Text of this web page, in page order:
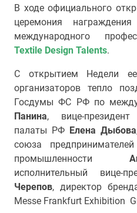
В ходе официального
церемония
международного
Textile Design Talents.
С открытием Недели
организаторов тепло
Госдумы ФС РФ по
Панина, вице-президент
палаты РФ Елена Дыбова
союза
промышленности
исполнительный вице-
Черепов, директор
Messe Frankfurt Exhibition